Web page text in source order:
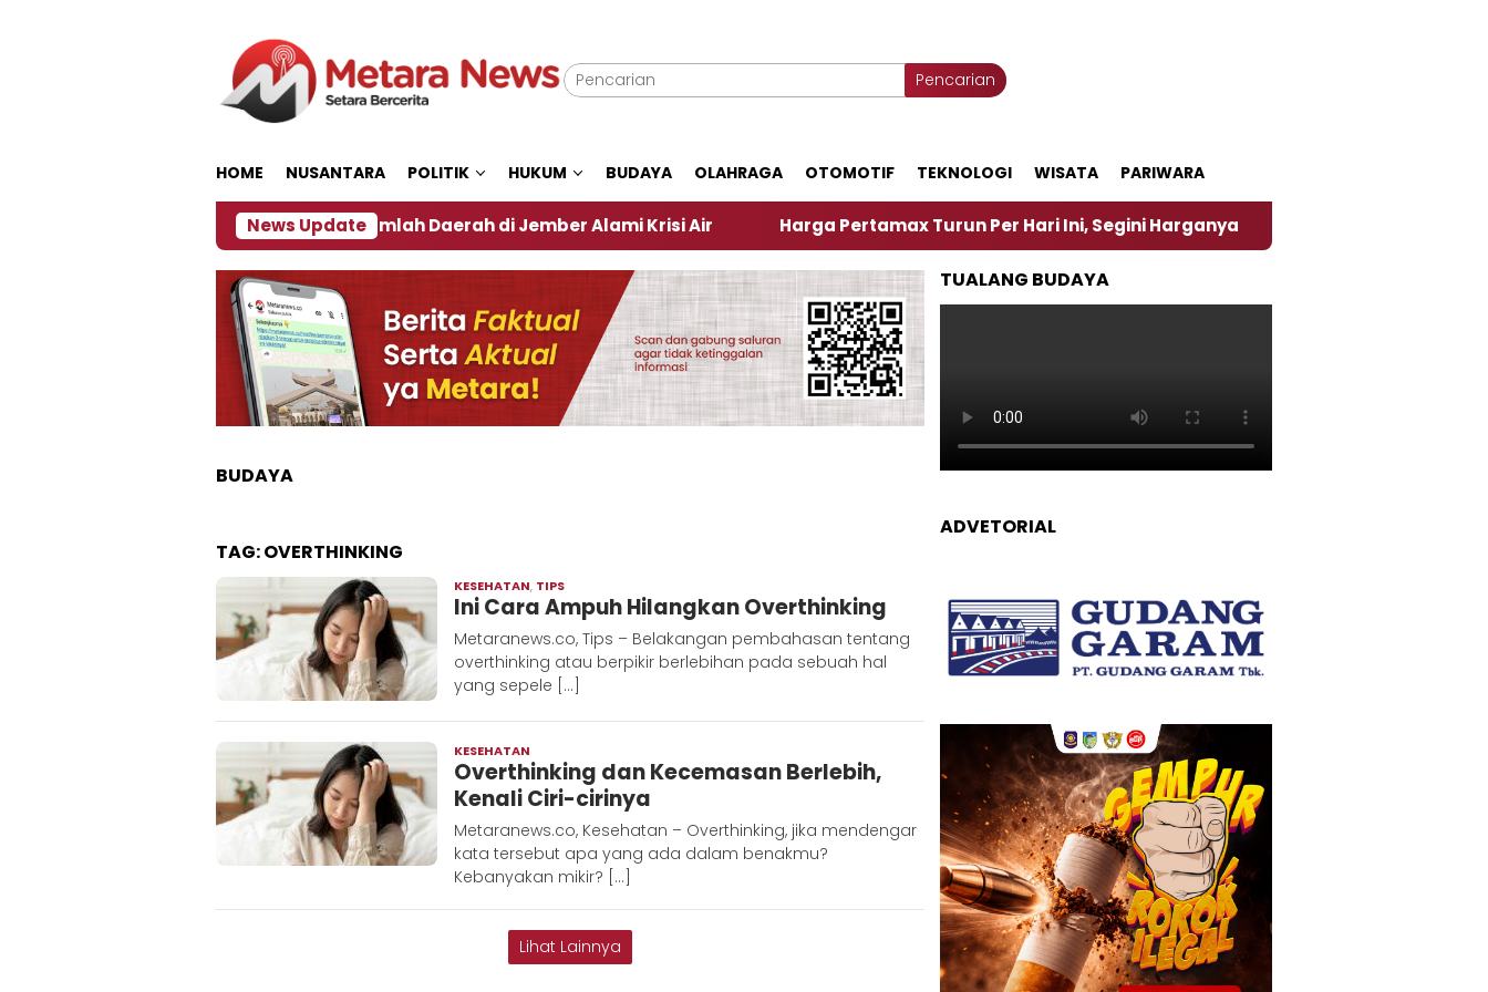
Pencarian
HOME NUSANTARA POLITIK HUKUM BUDAYA OLAHRAGA OTOMOTIF TEKNOLOGI WISATA PARIWARA
News Update
Dampak El Nino, Sejumlah Daerah di Jember Alami Krisi Air Harga Pertamax Turun Per Hari Ini, Segini Harganya ‎Nasirun Maestro Lukis
BUDAYA
TAG:OVERTHINKING
KESEHATAN, TIPS
Ini Cara Ampuh Hilangkan Overthinking
Metaranews.co, Tips – Belakangan pembahasan tentang
overthinking atau berpikir berlebihan pada sebuah hal
yang sepele […]
KESEHATAN
Metara
Overthinking dan Kecemasan Berlebih,
Kenali Ciri-cirinya
Metaranews.co, Kesehatan – Overthinking, jika mendengar
kata tersebut apa yang ada dalam benakmu?
Kebanyakan mikir? […]
Lihat Lainnya
TUALANG BUDAYA
ADVETORIAL